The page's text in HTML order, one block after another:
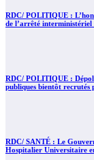
RDC/ POLITIQUE :
de l’arrêté interministériel
RDC/ POLITIQUE :
publiques bientôt recrutés
RDC/ SANTÉ : Le
Hospitalier Universitaire